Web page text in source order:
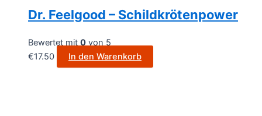
Dr. Feelgood – Schildkrötenpower
Bewertet mit 0 von 5
€17.50 In den Warenkorb